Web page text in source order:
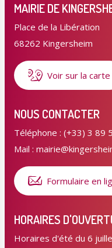
MAIRIE DE
Place de la Libération
68262 Kingersheim
Voir sur la carte
NOUS CONTACTER
Téléphone : (+33) 3 89
Mail :
Formulaire en
HORAIRES
Horaires d'été du 6